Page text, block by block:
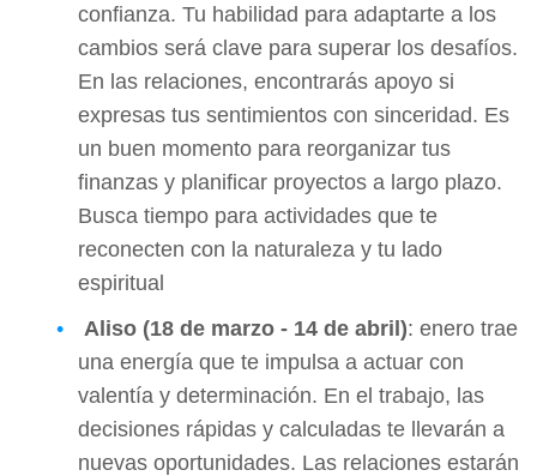
confianza. Tu habilidad para adaptarte a los
cambios será clave para superar los desafíos.
En las relaciones, encontrarás apoyo si
expresas tus sentimientos con sinceridad. Es
un buen momento para reorganizar tus
finanzas y planificar proyectos a largo plazo.
Busca tiempo para actividades que te
reconecten con la naturaleza y tu lado
espiritual
Aliso (18 de marzo - 14 de abril): enero trae
una energía que te impulsa a actuar con
valentía y determinación. En el trabajo, las
decisiones rápidas y calculadas te llevarán a
nuevas oportunidades. Las relaciones estarán